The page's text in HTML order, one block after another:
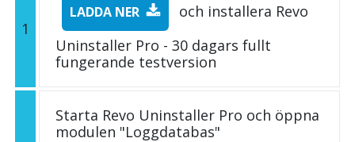
1
LADDA NER
och installera Revo
Uninstaller Pro - 30 dagars fullt
fungerande testversion
Starta Revo Uninstaller Pro och öppna
modulen "Loggdatabas"